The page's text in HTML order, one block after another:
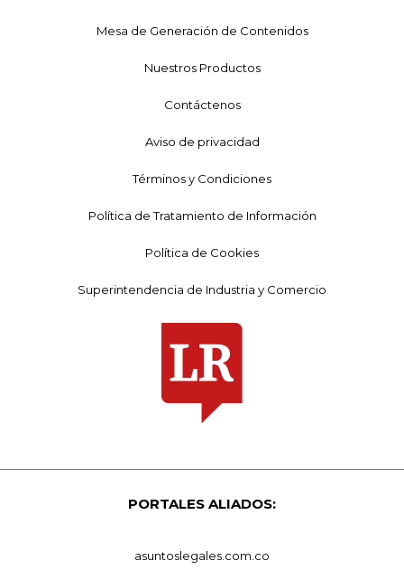
Mesa de Generación de Contenidos
Nuestros Productos
Contáctenos
Aviso de privacidad
Términos y Condiciones
Política de Tratamiento de Información
Política de Cookies
Superintendencia de Industria y Comercio
PORTALES ALIADOS:
asuntoslegales.com.co